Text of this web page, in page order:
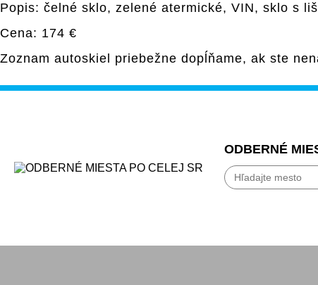
Popis: čelné sklo, zelené atermické, VIN, sklo s
Cena: 174 €
Zoznam autoskiel priebežne dopĺňame, ak ste
ODBERNÉ